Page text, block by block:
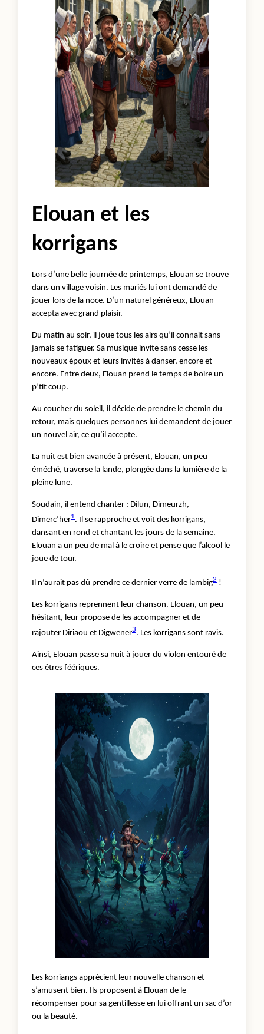
Elouan et les
korrigans
Lors d’une belle journée de printemps, Elouan se trouve
dans un village voisin. Les mariés lui ont demandé de
jouer lors de la noce. D’un naturel généreux, Elouan
accepta avec grand plaisir.
Du matin au soir, il joue tous les airs qu’il connait sans
jamais se fatiguer. Sa musique invite sans cesse les
nouveaux époux et leurs invités à danser, encore et
encore. Entre deux, Elouan prend le temps de boire un
p’tit coup.
Au coucher du soleil, il décide de prendre le chemin du
retour, mais quelques personnes lui demandent de jouer
un nouvel air, ce qu’il accepte.
La nuit est bien avancée à présent, Elouan, un peu
éméché, traverse la lande, plongée dans la lumière de la
pleine lune.
Soudain, il entend chanter : Dilun, Dimeurzh,
Dimerc’her1. Il se rapproche et voit des korrigans,
dansant en rond et chantant les jours de la semaine.
Elouan a un peu de mal à le croire et pense que l’alcool le
joue de tour.
Il n’aurait pas dû prendre ce dernier verre de lambig2 !
Les korrigans reprennent leur chanson. Elouan, un peu
hésitant, leur propose de les accompagner et de
rajouter Diriaou et Digwener3. Les korrigans sont ravis.
Ainsi, Elouan passe sa nuit à jouer du violon entouré de
ces êtres féériques.
Les korriangs apprécient leur nouvelle chanson et
s’amusent bien. Ils proposent à Elouan de le
récompenser pour sa gentillesse en lui offrant un sac d’or
ou la beauté.